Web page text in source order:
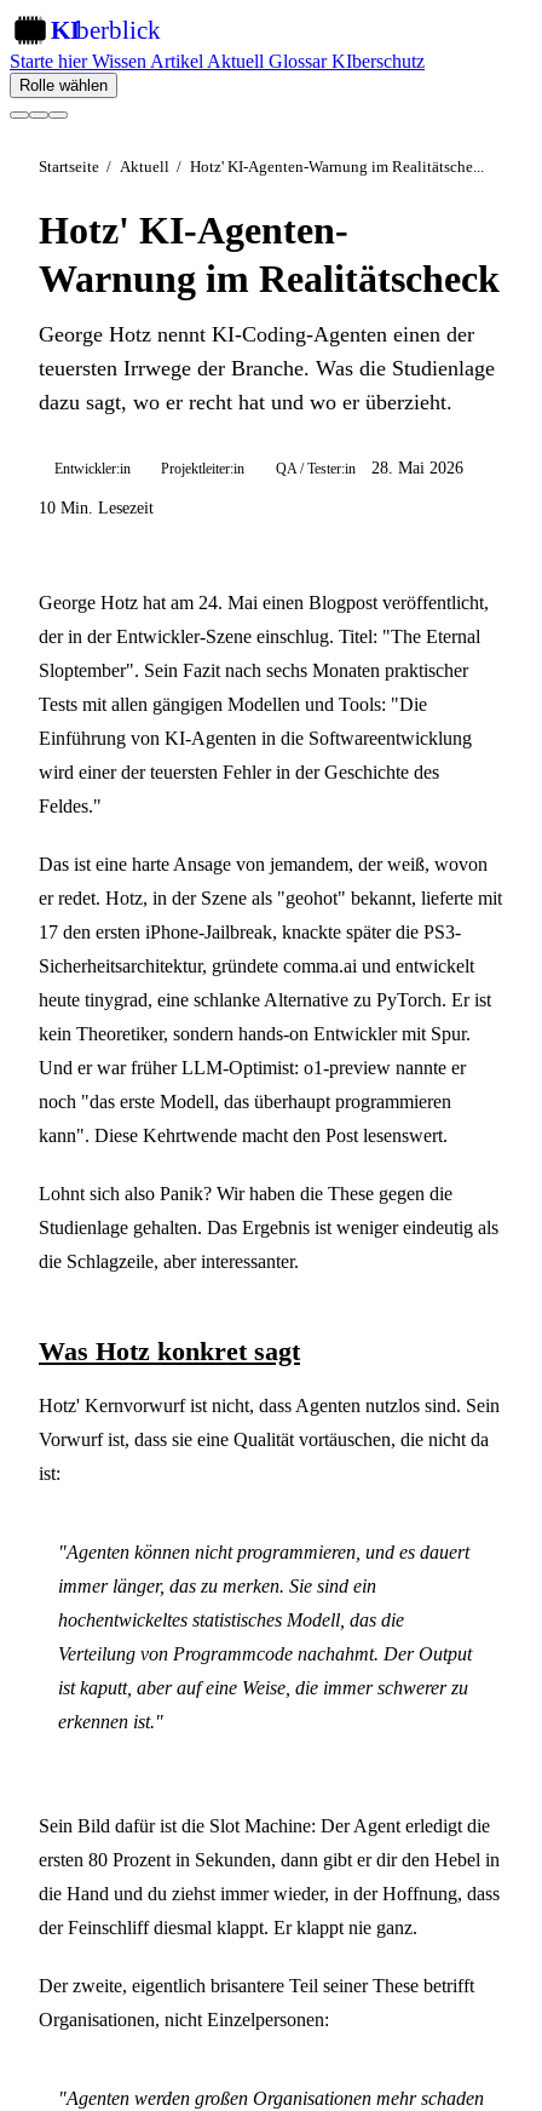
KIberblick
Starte hierWissen Artikel Aktuell GlossarKIberschutz
Rolle wählen
Startseite / Aktuell / Hotz' KI-Agenten-Warnung im Realitätsche...
Hotz' KI-Agenten-
Warnung im Realitätscheck
George Hotz nennt KI-Coding-Agenten einen der
teuersten Irrwege der Branche. Was die Studienlage
dazu sagt, wo er recht hat und wo er überzieht.
Entwickler:in Projektleiter:in QA / Tester:in 28. Mai 2026
10 Min. Lesezeit
George Hotz hat am 24. Mai einen Blogpost veröffentlicht,
der in der Entwickler-Szene einschlug. Titel: "The Eternal
Sloptember". Sein Fazit nach sechs Monaten praktischer
Tests mit allen gängigen Modellen und Tools: "Die
Einführung von KI-Agenten in die Softwareentwicklung
wird einer der teuersten Fehler in der Geschichte des
Feldes."
Das ist eine harte Ansage von jemandem, der weiß, wovon
er redet. Hotz, in der Szene als "geohot" bekannt, lieferte mit
17 den ersten iPhone-Jailbreak, knackte später die PS3-
Sicherheitsarchitektur, gründete comma.ai und entwickelt
heute tinygrad, eine schlanke Alternative zu PyTorch. Er ist
kein Theoretiker, sondern hands-on Entwickler mit Spur.
Und er war früher LLM-Optimist: o1-preview nannte er
noch "das erste Modell, das überhaupt programmieren
kann". Diese Kehrtwende macht den Post lesenswert.
Lohnt sich also Panik? Wir haben die These gegen die
Studienlage gehalten. Das Ergebnis ist weniger eindeutig als
die Schlagzeile, aber interessanter.
Was Hotz konkret sagt
Hotz' Kernvorwurf ist nicht, dass Agenten nutzlos sind. Sein
Vorwurf ist, dass sie eine Qualität vortäuschen, die nicht da
ist:
"Agenten können nicht programmieren, und es dauert
immer länger, das zu merken. Sie sind ein
hochentwickeltes statistisches Modell, das die
Verteilung von Programmcode nachahmt. Der Output
ist kaputt, aber auf eine Weise, die immer schwerer zu
erkennen ist."
Sein Bild dafür ist die Slot Machine: Der Agent erledigt die
ersten 80 Prozent in Sekunden, dann gibt er dir den Hebel in
die Hand und du ziehst immer wieder, in der Hoffnung, dass
der Feinschliff diesmal klappt. Er klappt nie ganz.
Der zweite, eigentlich brisantere Teil seiner These betrifft
Organisationen, nicht Einzelpersonen:
"Agenten werden großen Organisationen mehr schaden